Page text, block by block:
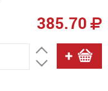
385.70